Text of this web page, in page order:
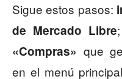
Sigue estos pasos:
de Mercado Libre
«Compras» que
en el menú